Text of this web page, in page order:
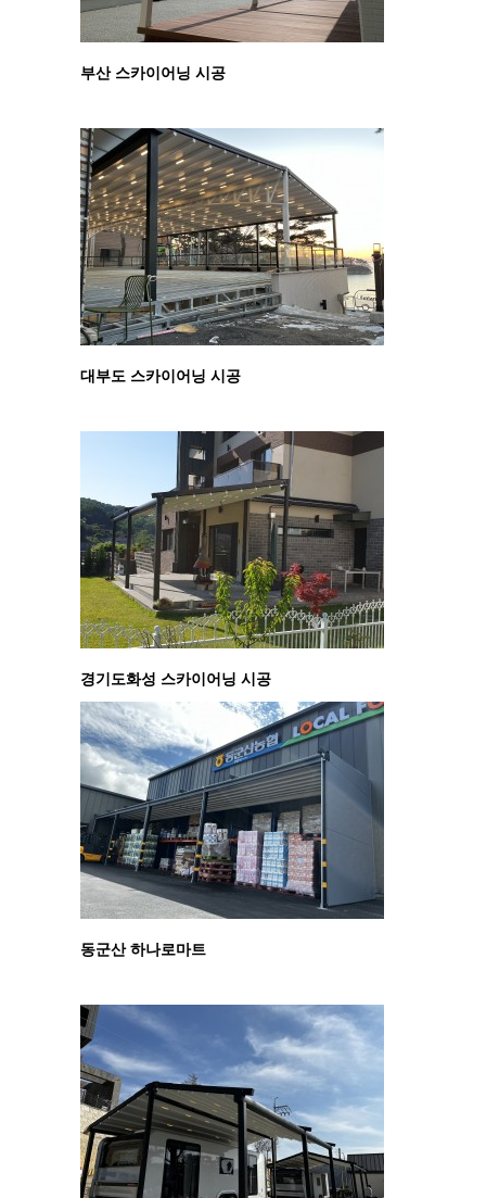
부산 스카이어닝 시공
대부도 스카이어닝 시공
경기도화성 스카이어닝 시공
동군산 하나로마트